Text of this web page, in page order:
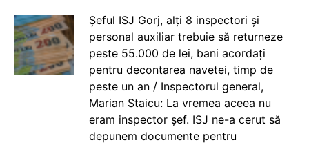
Șeful ISJ Gorj, alți 8 inspectori și
personal auxiliar trebuie să returneze
peste 55.000 de lei, bani acordați
pentru decontarea navetei, timp de
peste un an / Inspectorul general,
Marian Staicu: La vremea aceea nu
eram inspector șef. ISJ ne-a cerut să
depunem documente pentru